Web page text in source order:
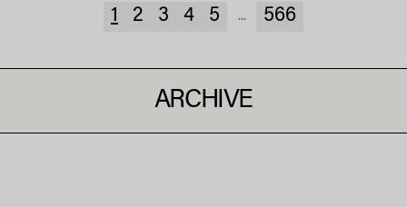
1 2 3 4 5 ... 566
ARCHIVE